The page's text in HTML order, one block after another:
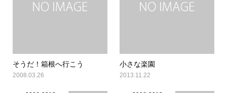
そうだ！箱根へ行こう
2008.03.26
小さな楽園
2013.11.22